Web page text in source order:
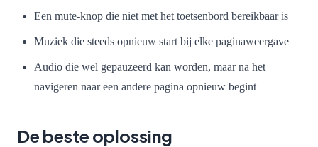
Een mute-knop die niet met het toetsenbord bereikbaar is
Muziek die steeds opnieuw start bij elke paginaweergave
Audio die wel gepauzeerd kan worden, maar na het
navigeren naar een andere pagina opnieuw begint
De beste oplossing